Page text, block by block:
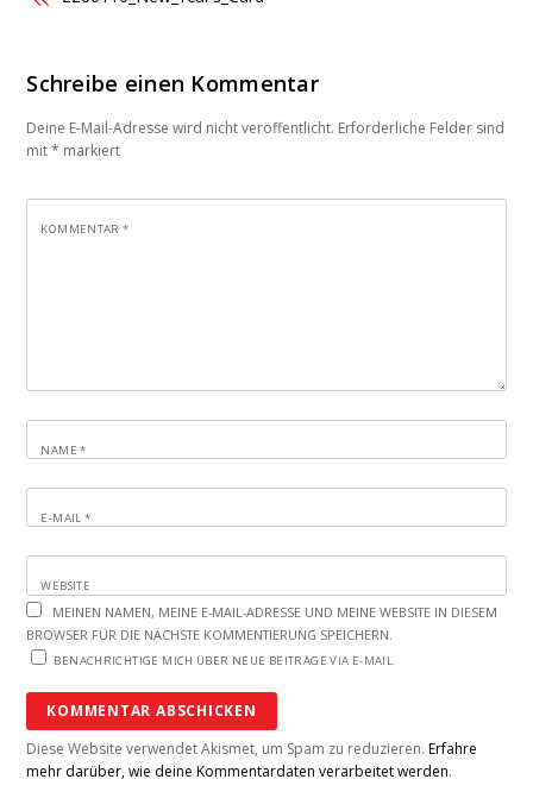
Schreibe einen Kommentar
Deine E-Mail-Adresse wird nicht veröffentlicht. Erforderliche Felder sind
mit* markiert
KOMMENTAR*
NAME*
E-MAIL*
WEBSITE
MEINEN NAMEN, MEINE E-MAIL-ADRESSE UND MEINE WEBSITE IN DIESEM
BROWSER FÜR DIE NÄCHSTE KOMMENTIERUNG SPEICHERN.
BENACHRICHTIGE MICH ÜBER NEUE BEITRÄGE VIA E-MAIL.
Diese Website verwendet Akismet, um Spam zu reduzieren.Erfahre
mehr darüber, wie deine Kommentardaten verarbeitet werden.